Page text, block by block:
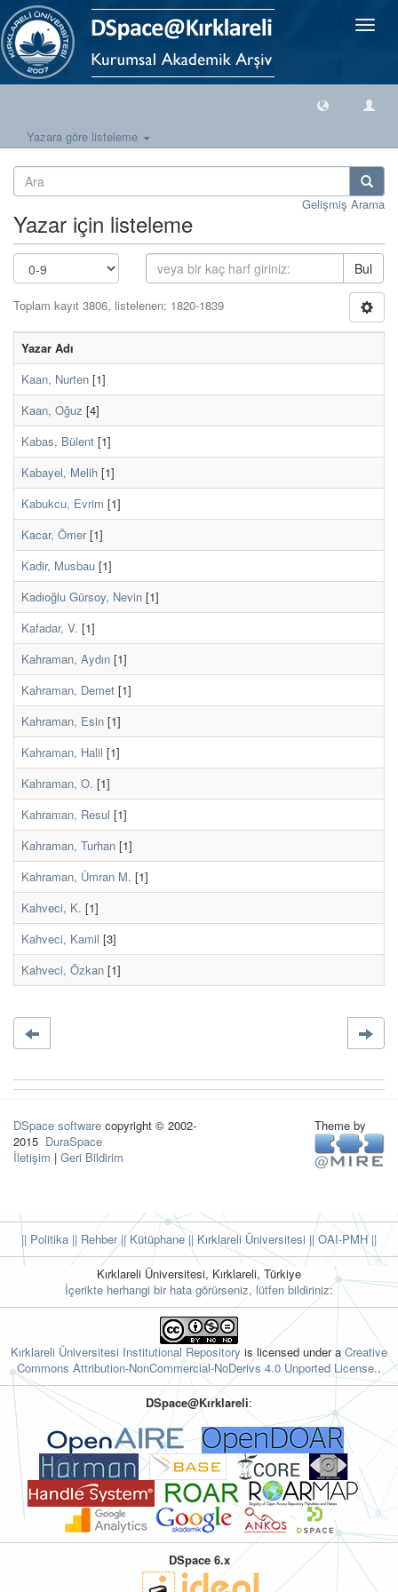
Geçiş
Yazara göre listeleme
Gelişmiş Arama
Yazar için listeleme
Bul
Toplam kayıt 3806, listelenen: 1820-1839
Yazar Adı
Kaan, Nurten [1]
Kaan, Oğuz [4]
Kabas, Bülent [1]
Kabayel, Melih [1]
Kabukcu, Evrim [1]
Kacar, Ömer[1]
Kadir, Musbau [1]
Kadıoğlu Gürsoy, Nevin [1]
Kafadar, V. [1]
Kahraman, Aydın [1]
Kahraman, Demet [1]
Kahraman, Esin [1]
Kahraman, Halil [1]
Kahraman, O. [1]
Kahraman, Resul [1]
Kahraman, Turhan [1]
Kahraman, Ümran M. [1]
Kahveci, K. [1]
Kahveci, Kamil [3]
Kahveci, Özkan [1]
DSpace software copyright © 2002-
2015 DuraSpace
İletişim | Geri Bildirim
Theme by
|| Politika || Rehber|| Kütüphane|| Kırklareli Üniversitesi || OAI-PMH ||
Kırklareli Üniversitesi, Kırklareli, Türkiye
İçerikte herhangi bir hata görürseniz, lütfen bildiriniz:
Kırklareli Üniversitesi Institutional Repository is licensed under a Creative
Commons Attribution-NonCommercial-NoDerivs 4.0 Unported License..
DSpace@Kırklareli:
DSpace 6.x